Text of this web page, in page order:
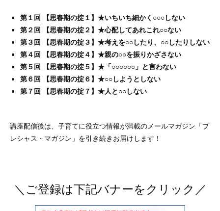
第１回 【思春期の掟１】★いちいち細かく○○○しない
第２回 【思春期の掟２】★心配してあれこれ○○ない
第３回 【思春期の掟３】★考えを○○したり、○○したりしない
第４回 【思春期の掟４】★親の○○を振りかざさない
第５回 【思春期の掟５】★「○○○○○○」と言わない
第６回 【思春期の掟６】★○○しようとしない
第７回 【思春期の掟７】★人と○○しない
講座配信後は、子育てに役立つ情報が満載のメールマガジン「プ
レシャス・マガジン」を引き続きお届けします！
＼ご登録は下記バナーをクリック／